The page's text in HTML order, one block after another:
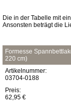
Die in der Tabelle mit
Ansonsten beträgt die
Formesse
220 cm)
Artikelnummer:
03704-0188
Preis:
62,95 €